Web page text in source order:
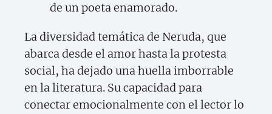
de un poeta enamorado.
La diversidad temática de Neruda, que
abarca desde el amor hasta la protesta
social, ha dejado una huella imborrable
en la literatura. Su capacidad para
conectar emocionalmente con el lector lo